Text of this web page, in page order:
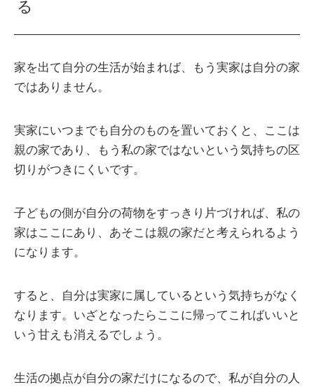
る
家を出て自分の生活が始まれば、もう実家は自分の家
ではありません。
実家にいつまでも自分のものを置いておくと、ここは
親の家であり、もう私の家ではないという気持ちの区
切りがつきにくいです。
子どもの側が自分の荷物をすっきり片づければ、私の
家はここにあり、あそこは親の家だと考えられるよう
になります。
すると、自分は実家に属しているという気持ちがなく
なります。いざとなったらここに帰ってこればいいと
いう甘えも消えるでしょう。
生活の拠点が自分の家だけになるので、私が自分の人